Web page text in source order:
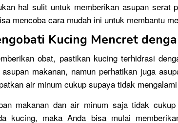
hal sulit untuk memberikan asupan serat
mencoba cara mudah ini untuk membantu
Kucing Mencret
obat, pastikan kucing terhidrasi
makanan, namun perhatikan juga
air minum cukup supaya tidak
makanan dan air minum saja tidak cukup
kucing, maka Anda bisa mulai